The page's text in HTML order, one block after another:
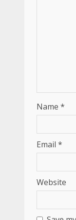
Name *
Email *
Website